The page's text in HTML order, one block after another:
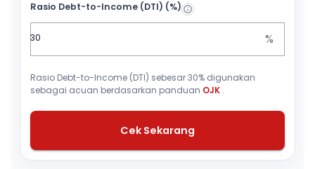
Rasio Debt-to-Income (DTI) (%)
%
Rasio Debt-to-Income (DTI) sebesar 30% digunakan
sebagai acuan berdasarkan panduan OJK .
Cek Sekarang